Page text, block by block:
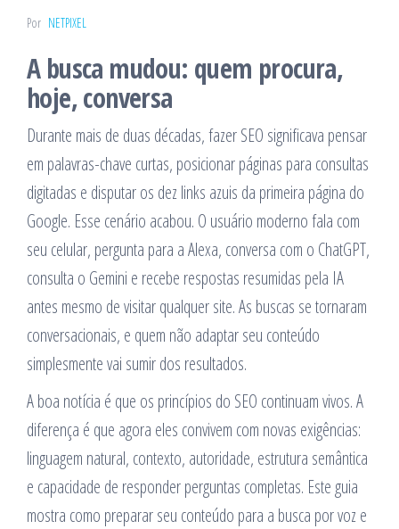
Por NETPIXEL
A busca mudou: quem procura,
hoje, conversa
Durante mais de duas décadas, fazer SEO significava pensar
em palavras-chave curtas, posicionar páginas para consultas
digitadas e disputar os dez links azuis da primeira página do
Google. Esse cenário acabou. O usuário moderno fala com
seu celular, pergunta para a Alexa, conversa com o ChatGPT,
consulta o Gemini e recebe respostas resumidas pela IA
antes mesmo de visitar qualquer site. As buscas se tornaram
conversacionais, e quem não adaptar seu conteúdo
simplesmente vai sumir dos resultados.
A boa notícia é que os princípios do SEO continuam vivos. A
diferença é que agora eles convivem com novas exigências:
linguagem natural, contexto, autoridade, estrutura semântica
e capacidade de responder perguntas completas. Este guia
mostra como preparar seu conteúdo para a busca por voz e